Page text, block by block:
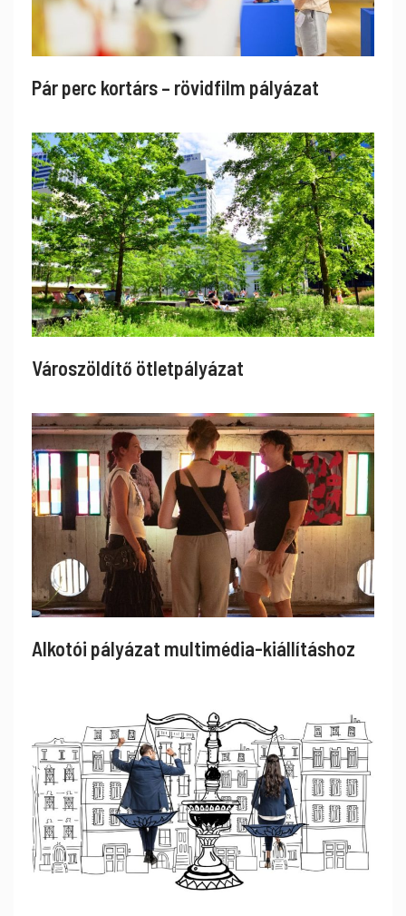
Pár perc kortárs – rövidfilm pályázat
Városzöldítő ötletpályázat
Alkotói pályázat multimédia-kiállításhoz